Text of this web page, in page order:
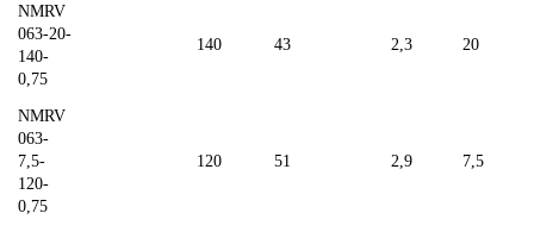
NMRV
063-20-
140-
0,75
140 43 2,3 20
NMRV
063-
7,5-
120-
0,75
120 51 2,9 7,5